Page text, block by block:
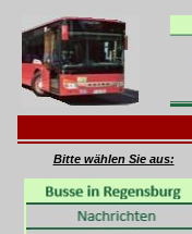
Bitte wählen Sie aus: